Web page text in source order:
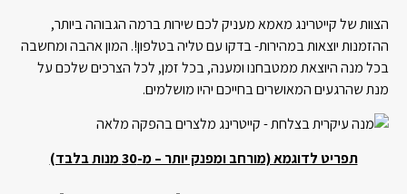
הצוות של קייטרינג מאמא מעניק לכם שירות ברמה הגבוהה ביותר,
ההזמנות יוצאות במהירות- בדקו עם טליה בטלפון!. המון אהבה ומחשבה
בכל מנה היוצאת ממטבחנו ומענה, בכל זמן, לכל הצרכים שלכם על
מנת שהרגעים המאושרים בחייכם יהיו מושלמים.
תפריט לדוגמא (מורחב ומפנק יותר – מ-30 מנות בלבד)